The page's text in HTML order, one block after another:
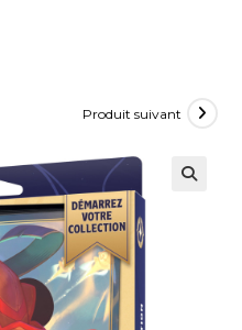
Produit suivant